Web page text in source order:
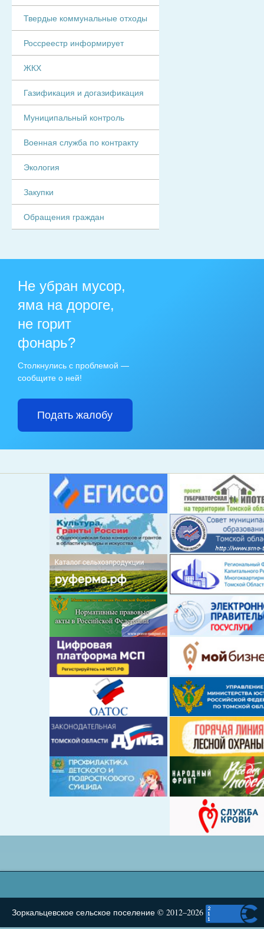
Твердые коммунальные отходы
Россреестр информирует
ЖКХ
Газификация и догазификация
Муниципальный контроль
Военная служба по контракту
Экология
Закупки
Обращения граждан
Не убран мусор,
яма на дороге,
не горит
фонарь?
Столкнулись с проблемой —
сообщите о ней!
Подать жалобу
Зоркальцевское сельское поселение © 2012–2026